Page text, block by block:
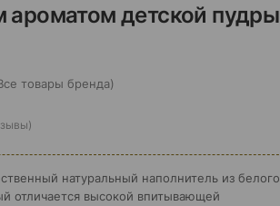
детской пудры
товары бренда)
натуральный наполнитель из белого
отличается высокой впитывающей